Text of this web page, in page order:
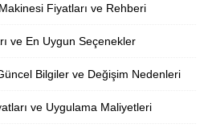
Fiyatları ve Rehberi
ve En Uygun Seçenekler
Bilgiler ve Değişim Nedenleri
ve Uygulama Maliyetleri